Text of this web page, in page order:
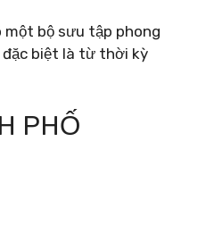
bộ sưu tập phong
đặc biệt là từ thời kỳ
PHỐ